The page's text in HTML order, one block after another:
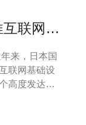
联网发
联网基础设
高度发达的
断提升国际